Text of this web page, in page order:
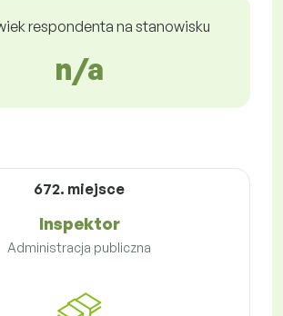
respondenta na stanowisku
n/a
672. miejsce
Inspektor
Administracja publiczna